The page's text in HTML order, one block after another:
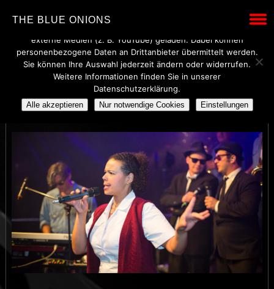
THE BLUE ONIONS
TD3_2952
Wir verwenden technisch notwendige Cookies, um den Betrieb
dieser Website sicherzustellen. Mit Ihrer Einwilligung werden
externe Medien (z. B. YouTube) geladen. Dabei können
personenbezogene Daten an Drittanbieter übermittelt werden.
Sie können Ihre Auswahl jederzeit ändern oder widerrufen.
Weitere Informationen finden Sie in unserer
Datenschutzerklärung.
Alle akzeptieren Nur notwendige Cookies Einstellungen